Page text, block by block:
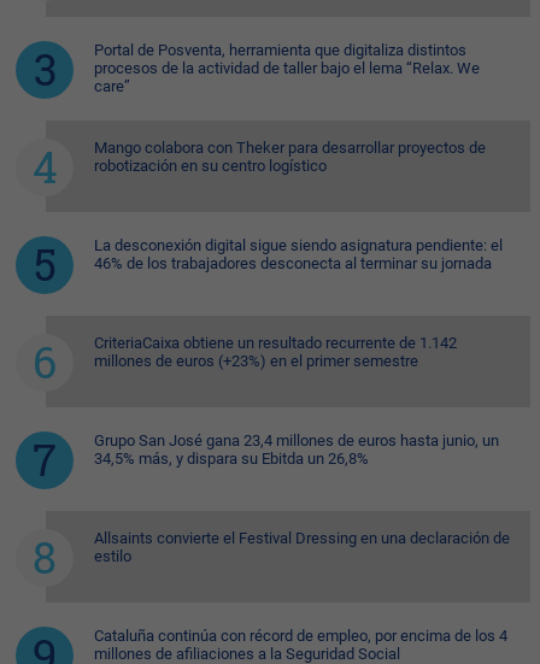
Portal de Posventa, herramienta que digitaliza distintos
procesos de la actividad de taller bajo el lema “Relax. We
care”
Mango colabora con Theker para desarrollar proyectos de
robotización en su centro logístico
La desconexión digital sigue siendo asignatura pendiente: el
46% de los trabajadores desconecta al terminar su jornada
CriteriaCaixa obtiene un resultado recurrente de 1.142
millones de euros (+23%) en el primer semestre
Grupo San José gana 23,4 millones de euros hasta junio, un
34,5% más, y dispara su Ebitda un 26,8%
Allsaints convierte el Festival Dressing en una declaración de
estilo
Cataluña continúa con récord de empleo, por encima de los 4
millones de afiliaciones a la Seguridad Social